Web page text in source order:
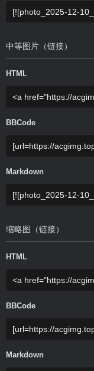
中等图片（链接）
HTML
BBCode
Markdown
缩略图（链接）
HTML
BBCode
Markdown